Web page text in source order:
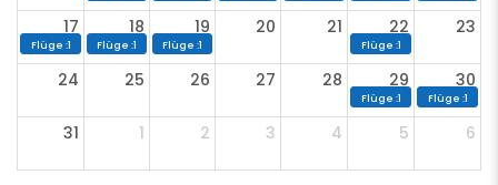
17
Flüge :1
18
Flüge :1
19
Flüge :1
20 21 22
Flüge :1
23
24 25 26 27 28 29
Flüge :1
30
Flüge :1
31 1 2 3 4 5 6